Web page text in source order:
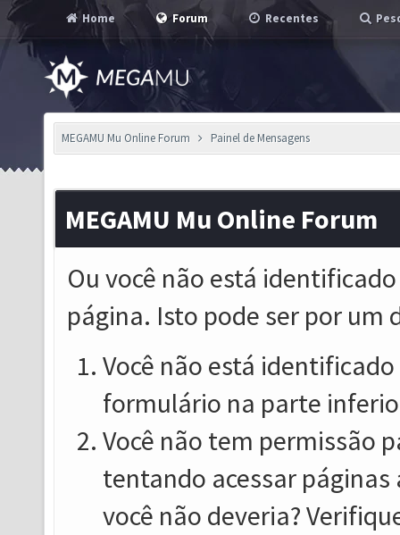
Home Forum Recentes
MEGAMU Mu Online Forum Painel de Mensagens
MEGAMU Mu Online Forum
Ou você não está
página. Isto pode ser por um
Você não está
formulário na parte
Você não tem permissão
tentando acessar
você não deveria?